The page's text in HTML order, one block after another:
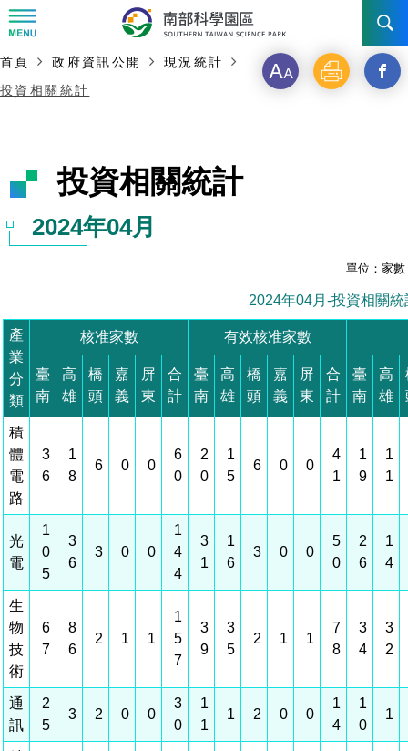
訊息公告
新聞資料專區
園區電子看板專區
發展沿革
組織架構
組織職掌
年度工作展望
國家科學及技術委員會重大政策
廉政園地
工作職掌與聯絡管道
廉政資訊
公職人員及關係人補助交易身分關係公開專區
機關採購廉政平臺
獲獎記錄
檔案應用服務須知
檔案應用及宣導活動
檔案教育訓練及標竿學習
檔案管理局相關連結
WebMail(新)
認識園區
臺南園區
土地規劃
水電供應
園區資源再生中心
競爭優勢
土地規劃
園區土地廠房宿舍出租資訊
競爭優勢
水電供應
園區土地廠房宿舍出租資訊
污水處理廠
新設園區
交通資訊
廠商名錄
研究機構
文化藝術
考古遺址
園區生活
園區宿舍簡介
南科實中
創新創業
南科AI_ROBOT自造基地
永續園區
永續LOHAS綠色園區
入區申辦流程
申辦案件處理時限
工商業務
工安管理
建築管理
相關費用
園區事業管理費
宿舍租金費用
科學園區廠商服務網
園區培訓課程
科學園區人才培育補助計畫
敦親睦鄰經費補助
性平專區
園區廠商採購資訊
主要內容開始
首頁 政府資訊公開
現況統計
投資相關統計
字 列 分
投資相關統計
2024年04月
單位：家數
2024年04月-投資相關統
產
業
分
類
核准家數 有效核准家數
臺
南
高
雄
橋
頭
嘉
義
屏
東
合
計
臺
南
高
雄
橋
頭
嘉
義
屏
東
合
計
臺
南
高
雄
積
體
電
路
3
6
1
8
6 0 0
6
0
2
0
1
5
6 0 0
4
1
1
9
1
1
光
電
1
0
5
3
6
3 0 0
1
4
4
3
1
1
6
3 0 0
5
0
2
6
1
4
生
物
技
術
6
7
8
6
2 1 1
1
5
7
3
9
3
5
2 1 1
7
8
3
4
3
2
通
訊
2
5
3 2 0 0
3
0
1
1
1 2 0 0
1
4
1
0
1